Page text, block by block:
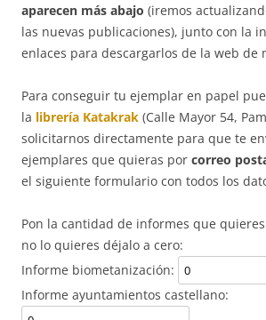
aparecen más abajo (iremos
las nuevas publicaciones), junto con la
enlaces para descargarlos de la web de
Para conseguir tu ejemplar en papel
la librería Katakrak (Calle Mayor 54,
solicitarnos directamente para que te
ejemplares que quieras por correo
el siguiente formulario con todos los
Pon la cantidad de informes que
no lo quieres déjalo a cero:
Informe biometanización:
Informe ayuntamientos castellano: